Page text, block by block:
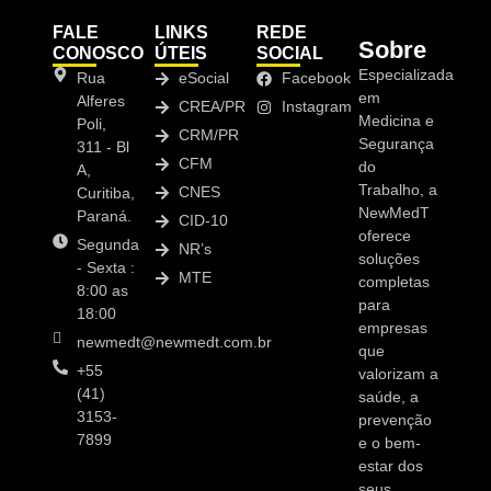
FALE
CONOSCO
Rua
Alferes
Poli,
311 - Bl
A,
Curitiba,
Paraná.
Segunda
- Sexta :
8:00 as
18:00
newmedt@newmedt.com.br
+55
(41)
3153-
7899
LINKS
ÚTEIS
eSocial
CREA/PR
CRM/PR
CFM
CNES
CID-10
NR’s
MTE
REDE
SOCIAL
Facebook
Instagram
Sobre
Especializada
em
Medicina e
Segurança
do
Trabalho, a
NewMedT
oferece
soluções
completas
para
empresas
que
valorizam a
saúde, a
prevenção
e o bem-
estar dos